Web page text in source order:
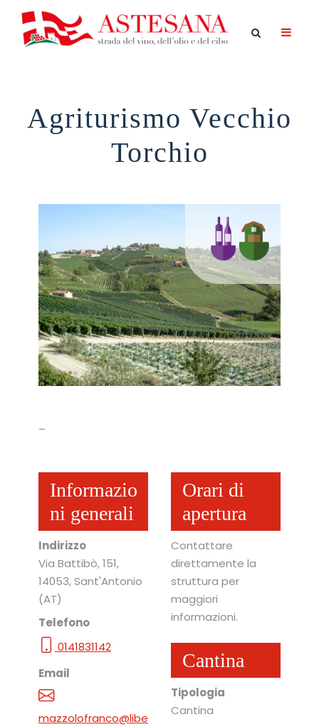
Agriturismo Vecchio
Torchio
–
Informazio
ni generali
Indirizzo
Via Battibò, 151,
14053, Sant'Antonio
(AT)
Telefono
0141831142
Email
mazzolofranco@libe
Orari di
apertura
Contattare
direttamente la
struttura per
maggiori
informazioni.
Cantina
Tipologia
Cantina